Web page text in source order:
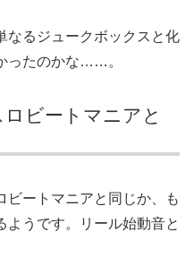
なるジュークボックスと化
ったのかな……。
ビートマニアと
ビートマニアと同じか、も
ようです。リール始動音と